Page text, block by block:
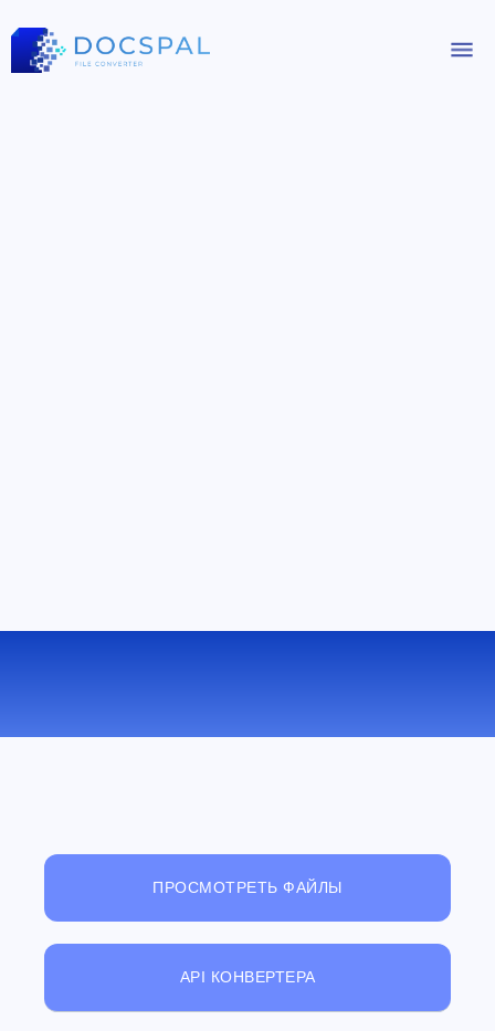
ПРОСМОТРЕТЬ ФАЙЛЫ
API КОНВЕРТЕРА